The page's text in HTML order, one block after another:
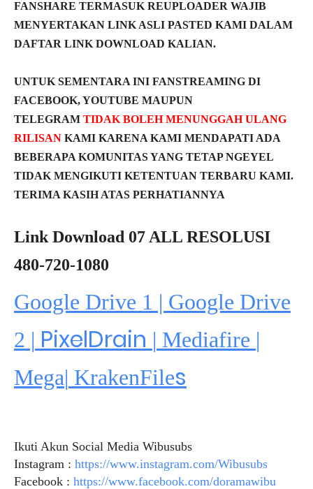
FANSHARE TERMASUK REUPLOADER WAJIB
MENYERTAKAN LINK ASLI PASTED KAMI DALAM
DAFTAR LINK DOWNLOAD KALIAN.
UNTUK SEMENTARA INI FANSTREAMING DI
FACEBOOK, YOUTUBE MAUPUN
TELEGRAM TIDAK BOLEH MENUNGGAH ULANG
RILISAN KAMI KARENA KAMI MENDAPATI ADA
BEBERAPA KOMUNITAS YANG TETAP NGEYEL
TIDAK MENGIKUTI KETENTUAN TERBARU KAMI.
TERIMA KASIH ATAS PERHATIANNYA
Link Download 07 ALL RESOLUSI
480-720-1080
Google Drive 1 | Google Drive
2 | PixelDrain | Mediafire |
Mega| KrakenFiles
Ikuti Akun Social Media Wibusubs
Instagram : https://www.instagram.com/Wibusubs
Facebook : https://www.facebook.com/doramawibu